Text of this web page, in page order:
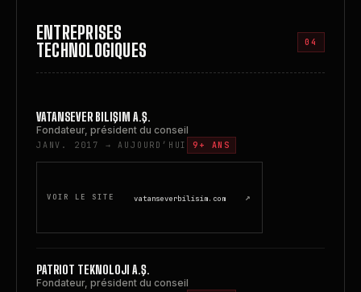
ENTREPRISES
TECHNOLOGIQUES
04
VATANSEVER BILIŞIM A.Ş.
Fondateur, président du conseil
JANV. 2017 → AUJOURD’HUI 9+ ANS
VOIR LE SITE vatanseverbilisim.com ↗
PATRIOT TEKNOLOJI A.Ş.
Fondateur, président du conseil